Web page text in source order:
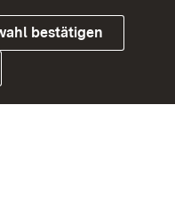
bestätigen